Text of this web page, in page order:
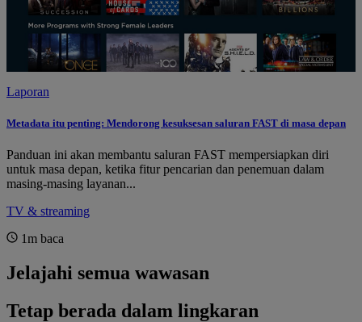
Laporan
Metadata itu penting: Mendorong kesuksesan saluran FAST di masa depan
Panduan ini akan membantu saluran FAST mempersiapkan diri
untuk masa depan, ketika fitur pencarian dan penemuan dalam
masing-masing layanan...
TV & streaming
1m baca
Jelajahi semua wawasan
Tetap berada dalam lingkaran